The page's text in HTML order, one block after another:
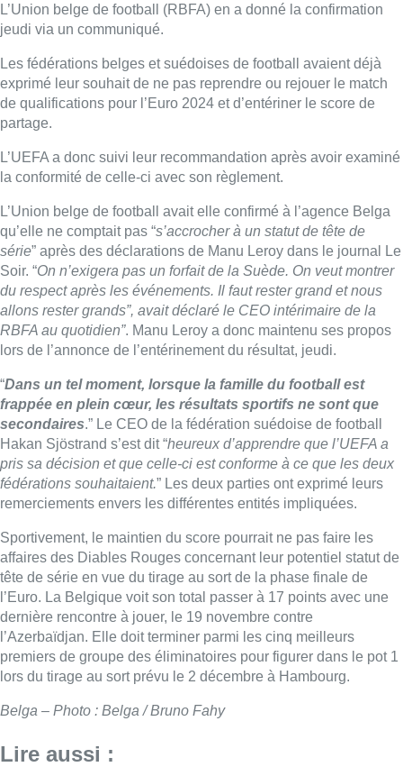
L’Union belge de football (RBFA) en a donné la confirmation
jeudi via un communiqué.
Les fédérations belges et suédoises de football avaient déjà
exprimé leur souhait de ne pas reprendre ou rejouer le match
de qualifications pour l’Euro 2024 et d’entériner le score de
partage.
L’UEFA a donc suivi leur recommandation après avoir examiné
la conformité de celle-ci avec son règlement.
L’Union belge de football avait elle confirmé à l’agence Belga
qu’elle ne comptait pas “s’accrocher à un statut de tête de
série” après des déclarations de Manu Leroy dans le journal Le
Soir. “On n’exigera pas un forfait de la Suède. On veut montrer
du respect après les événements. Il faut rester grand et nous
allons rester grands”, avait déclaré le CEO intérimaire de la
RBFA au quotidien”. Manu Leroy a donc maintenu ses propos
lors de l’annonce de l’entérinement du résultat, jeudi.
“Dans un tel moment, lorsque la famille du football est
frappée en plein cœur, les résultats sportifs ne sont que
secondaires.” Le CEO de la fédération suédoise de football
Hakan Sjöstrand s’est dit “heureux d’apprendre que l’UEFA a
pris sa décision et que celle-ci est conforme à ce que les deux
fédérations souhaitaient.” Les deux parties ont exprimé leurs
remerciements envers les différentes entités impliquées.
Sportivement, le maintien du score pourrait ne pas faire les
affaires des Diables Rouges concernant leur potentiel statut de
tête de série en vue du tirage au sort de la phase finale de
l’Euro. La Belgique voit son total passer à 17 points avec une
dernière rencontre à jouer, le 19 novembre contre
l’Azerbaïdjan. Elle doit terminer parmi les cinq meilleurs
premiers de groupe des éliminatoires pour figurer dans le pot 1
lors du tirage au sort prévu le 2 décembre à Hambourg.
Belga – Photo : Belga / Bruno Fahy
Lire aussi :